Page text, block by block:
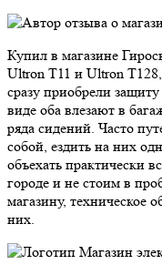
Купил в магазине
Ultron T11 и Ultron
сразу приобрели
виде оба влезают в
ряда сидений. Часто
собой, ездить на них
объехать практически
городе и не стоим в
магазину, техническое
них.
Магазин